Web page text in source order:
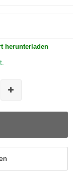
herunterladen